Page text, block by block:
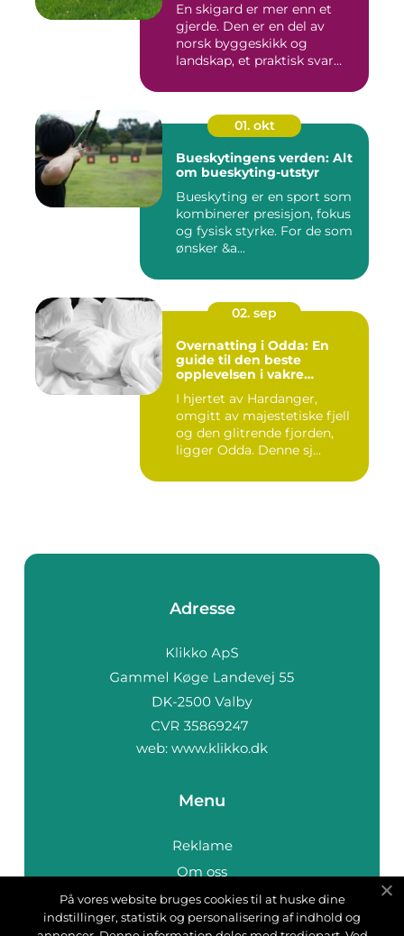
En skigard er mer enn et
gjerde. Den er en del av
norsk byggeskikk og
landskap, et praktisk svar
01. okt
Bueskytingens verden: Alt
om bueskyting-utstyr
Bueskyting er en sport som
kombinerer presisjon, fokus
og fysisk styrke. For de som
ønsker &a...
02. sep
Overnatting i Odda: En
guide til den beste
opplevelsen i vakre
I hjertet av Hardanger,
omgitt av majestetiske fjell
og den glitrende fjorden,
ligger Odda. Denne sj...
Adresse
web: www.klikko.dk
Menu
Reklame
Om oss
Cookies
Kontakt Oss
På vores website bruges cookies til at huske dine
indstillinger, statistik og personalisering af indhold og